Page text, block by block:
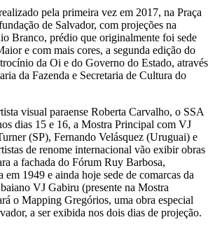
pela primeira vez em 2017, na Praça
de Salvador, com projeções na
Branco, prédio que originalmente foi sede
e com mais cores, a segunda edição do
da Oi e do Governo do Estado, através
da Fazenda e Secretaria de Cultura do
visual paraense Roberta Carvalho, o SSA
dias 15 e 16, a Mostra Principal com VJ
(SP), Fernando Velásquez (Uruguai) e
de renome internacional vão exibir obras
a fachada do Fórum Ruy Barbosa,
em 1949 e ainda hoje sede de comarcas da
VJ Gabiru (presente na Mostra
o Mapping Gregórios, uma obra especial
a ser exibida nos dois dias de projeção.